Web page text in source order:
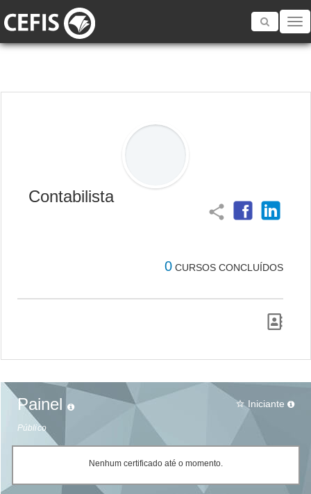
Toggle
Contabilista
share
0 CURSOS CONCLUÍDOS
Painel
Público
star_border Iniciante
Nenhum certificado até o momento.